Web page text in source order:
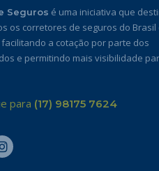
Seguros é uma iniciativa que
os corretores de seguros do Brasil
a cotação por parte dos
e permitindo mais visibilidade
para (17) 98175 7624